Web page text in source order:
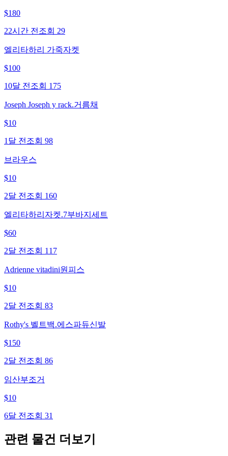
$180
22시간 전 조회 29
엘리타하리 가죽자켓
$100
10달 전 조회 175
Joseph Joseph y rack.거름채
$10
1달 전 조회 98
브라우스
$10
2달 전 조회 160
엘리타하리자켓.7부바지세트
$60
2달 전 조회 117
Adrienne vitadini원피스
$10
2달 전 조회 83
Rothy's 벨트백.에스파듀신발
$150
2달 전 조회 86
임산부조거
$10
6달 전 조회 31
관련 물건 더보기